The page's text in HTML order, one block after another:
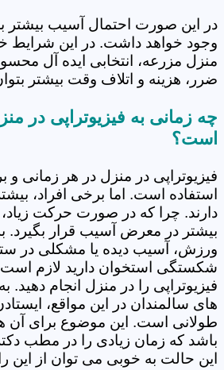
در این صورت احتمال آسیب بیشتر
وجود خواهد داشت. در این شرایط
منزل مزرعه، انتخابی ایده آل
ضرر، هزینه و اتلاف وقت بیشتر
چه زمانی به فیزیوتراپی در
است؟
فیزیوتراپی در منزل در هر زمانی و
استفاده است. اما برخی افراد،
دارند. چرا که در صورت حرکت
بیشتر در معرض آسیب قرار بگیرد.
ورزش، آسیب دیده یا مشکلی در
شکستگی استخوان دارید لازم است
فیزیوتراپی را در منزل انجام دهید.
های سالمندان در این مواقع،
طولانی است. این موضوع برای آن
باشد که زمان زیادی را در مطب
این حالت به خوبی می توان از این